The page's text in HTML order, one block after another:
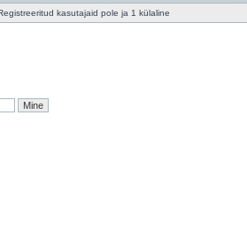
kasutajaid pole ja 1 külaline